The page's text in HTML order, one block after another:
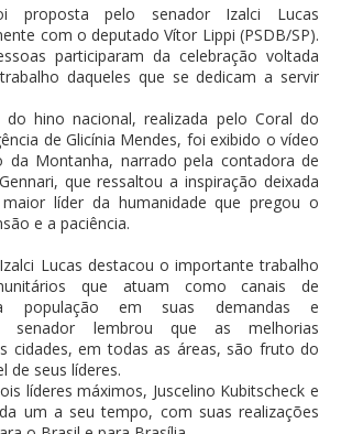
proposta pelo senador Izalci Lucas
com o deputado Vítor Lippi (PSDB/SP).
participaram da celebração voltada
daqueles que se dedicam a servir
do hino nacional, realizada pelo Coral do
de Glicínia Mendes, foi exibido o vídeo
da Montanha, narrado pela contadora de
que ressaltou a inspiração deixada
líder da humanidade que pregou o
e a paciência.
Lucas destacou o importante trabalho
que atuam como canais de
população em suas demandas e
senador lembrou que as melhorias
cidades, em todas as áreas, são fruto do
de seus líderes.
líderes máximos, Juscelino Kubitscheck e
um a seu tempo, com suas realizações